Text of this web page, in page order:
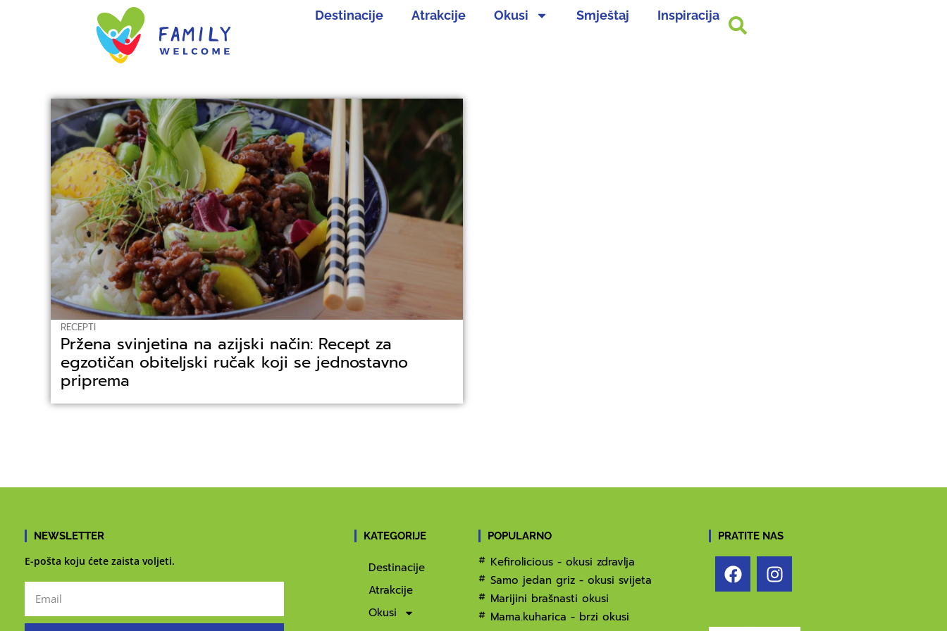
Destinacije Atrakcije Okusi Smještaj Inspiracija
RECEPTI
Pržena svinjetina na azijski način: Recept za
egzotičan obiteljski ručak koji se jednostavno
priprema
NEWSLETTER
E-pošta koju ćete zaista voljeti.
KATEGORIJE
Destinacije
Atrakcije
Okusi
POPULARNO
Kefirolicious - okusi zdravlja
Samo jedan griz - okusi svijeta
Marijini brašnasti okusi
Mama.kuharica - brzi okusi
PRATITE NAS